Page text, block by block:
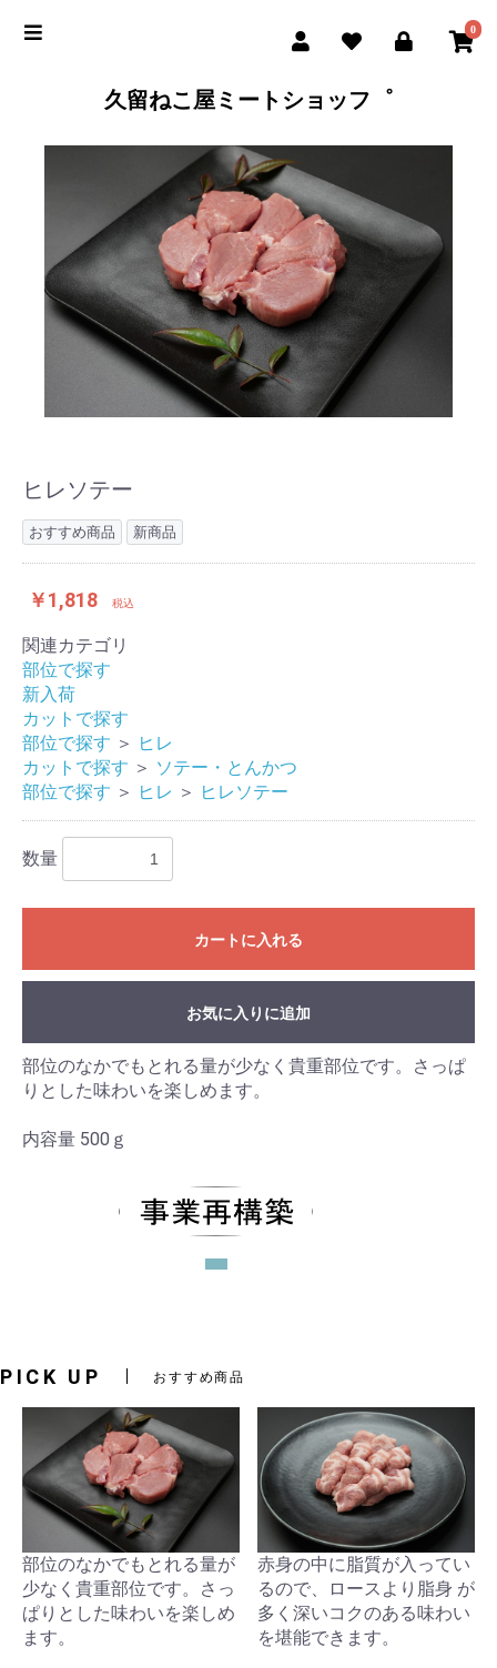
0
久留ねこ屋ミートショッフ゜
ヒレソテー
おすすめ商品 新商品
￥1,818 税込
関連カテゴリ
部位で探す
新入荷
カットで探す
部位で探す ＞ ヒレ
カットで探す ＞ ソテー・とんかつ
部位で探す ＞ ヒレ ＞ ヒレソテー
数量
カートに入れる
お買い物を続ける カートへ進む
お気に入りに追加
部位のなかでもとれる量が少なく貴重部位です。さっぱ
りとした味わいを楽しめます。
内容量 500ｇ
PICK UP おすすめ商品
部位のなかでもとれる量が
少なく貴重部位です。さっ
ぱりとした味わいを楽しめ
ます。
赤身の中に脂質が入ってい
るので、ロースより脂身 が
多く深いコクのある味わい
を堪能できます。